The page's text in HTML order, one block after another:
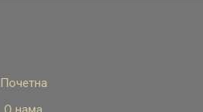
Почетна